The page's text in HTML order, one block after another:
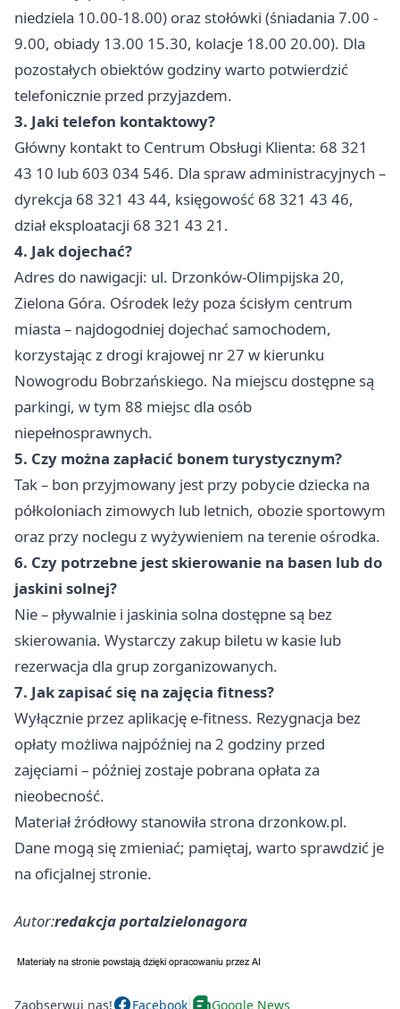
niedziela 10.00-18.00) oraz stołówki (śniadania 7.00 -
9.00, obiady 13.00 15.30, kolacje 18.00 20.00). Dla
pozostałych obiektów godziny warto potwierdzić
telefonicznie przed przyjazdem.
3. Jaki telefon kontaktowy?
Główny kontakt to Centrum Obsługi Klienta: 68 321
43 10 lub 603 034 546. Dla spraw administracyjnych –
dyrekcja 68 321 43 44, księgowość 68 321 43 46,
dział eksploatacji 68 321 43 21.
4. Jak dojechać?
Adres do nawigacji: ul. Drzonków-Olimpijska 20,
Zielona Góra. Ośrodek leży poza ścisłym centrum
miasta – najdogodniej dojechać samochodem,
korzystając z drogi krajowej nr 27 w kierunku
Nowogrodu Bobrzańskiego. Na miejscu dostępne są
parkingi, w tym 88 miejsc dla osób
niepełnosprawnych.
5. Czy można zapłacić bonem turystycznym?
Tak – bon przyjmowany jest przy pobycie dziecka na
półkoloniach zimowych lub letnich, obozie sportowym
oraz przy noclegu z wyżywieniem na terenie ośrodka.
6. Czy potrzebne jest skierowanie na basen lub do
jaskini solnej?
Nie – pływalnie i jaskinia solna dostępne są bez
skierowania. Wystarczy zakup biletu w kasie lub
rezerwacja dla grup zorganizowanych.
7. Jak zapisać się na zajęcia fitness?
Wyłącznie przez aplikację e-fitness. Rezygnacja bez
opłaty możliwa najpóźniej na 2 godziny przed
zajęciami – później zostaje pobrana opłata za
nieobecność.
Materiał źródłowy stanowiła strona drzonkow.pl.
Dane mogą się zmieniać; pamiętaj, warto sprawdzić je
na oficjalnej stronie.
Autor:redakcja portalzielonagora
Zaobserwuj nas! Facebook Google News